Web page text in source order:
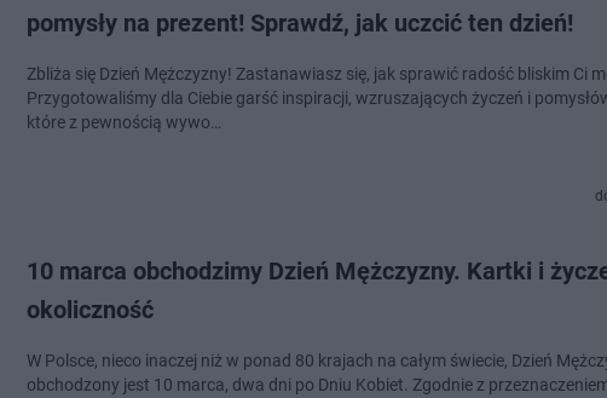
pomysły na prezent! Sprawdź, jak uczcić ten dzień!
Zbliża się Dzień Mężczyzny! Zastanawiasz się, jak sprawić radość bliskim Ci
Przygotowaliśmy dla Ciebie garść inspiracji, wzruszających życzeń i
które z pewnością wywo…
10 marca obchodzimy Dzień Mężczyzny. Kartki i
okoliczność
W Polsce, nieco inaczej niż w ponad 80 krajach na całym świecie, Dzień
obchodzony jest 10 marca, dwa dni po Dniu Kobiet. Zgodnie z